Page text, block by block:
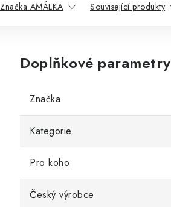
Značka AMÁLKA Související produkty
Doplňkové parametry
Značka
Kategorie
Pro koho
Český výrobce